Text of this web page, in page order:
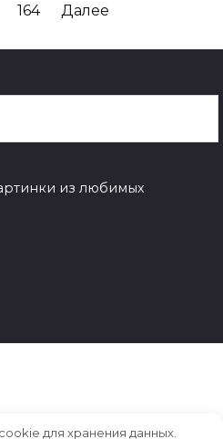
164 Далее
из любимых
для хранения данных.